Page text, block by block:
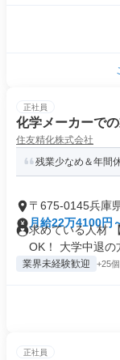
正社員
化学メーカーで
住友精化株式会社
残業少なめ＆年間
〒675-0145兵庫
月給22万4100円
求めている人材
OK！ 大学中退の
業界未経験歓迎 +25個
正社員